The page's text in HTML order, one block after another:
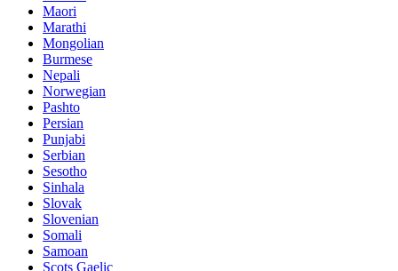
Maori
Marathi
Mongolian
Burmese
Nepali
Norwegian
Pashto
Persian
Punjabi
Serbian
Sesotho
Sinhala
Slovak
Slovenian
Somali
Samoan
Scots Gaelic